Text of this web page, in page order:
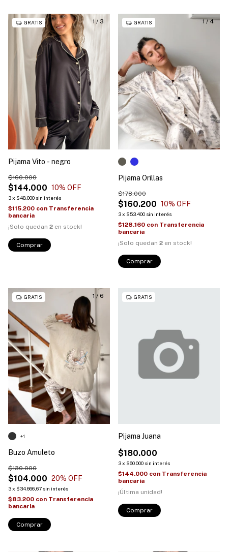
1/ 3
GRATIS
Pijama Vito - negro
$144.000
$160.000
10% OFF
3x $48.000 sin interés
$115.200 con Transferencia
bancaria
¡Solo quedan 2 en stock!
Comprar
1/4
GRATIS
Pijama Orillas
$160.200
$178.000
10% OFF
3x $53.400 sin interés
$128.160 con Transferencia
bancaria
¡Solo quedan 2 en stock!
Comprar
1 / 6
GRATIS
Buzo Amuleto
$104.000
$130.000
20% OFF
3x $34.666,67 sin interés
$83.200 con Transferencia
bancaria
+1
Comprar
GRATIS
Pijama Juana
$180.000
3x $60.000 sin interés
$144.000 con Transferencia
bancaria
¡Última unidad!
Comprar